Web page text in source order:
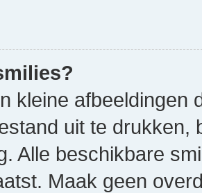
kleine afbeeldingen
uit te drukken,
Alle beschikbare
Maak geen